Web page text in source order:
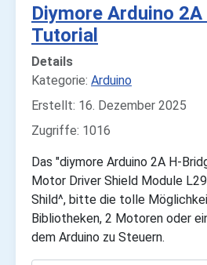
Diymore Arduino
Tutorial
Details
Kategorie: Arduino
Erstellt: 16. Dezember 2025
Zugriffe: 1016
Das "diymore Arduino 2A H-
Motor Driver Shield Module
Shild^, bitte die tolle
Bibliotheken, 2 Motoren oder
dem Arduino zu Steuern.